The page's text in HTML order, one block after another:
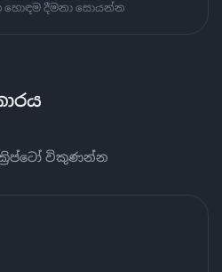
දීමනා සොයන්න
විකුණන්න